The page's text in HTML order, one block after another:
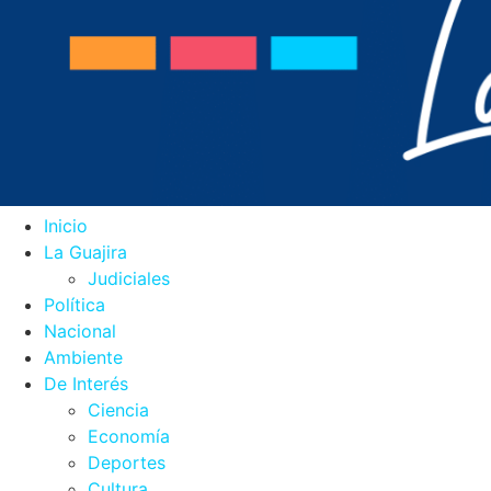
Inicio
La Guajira
Judiciales
Política
Nacional
Ambiente
De Interés
Ciencia
Economía
Deportes